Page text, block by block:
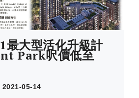
最大型活化升級計
Park呎價低至
2021-05-14